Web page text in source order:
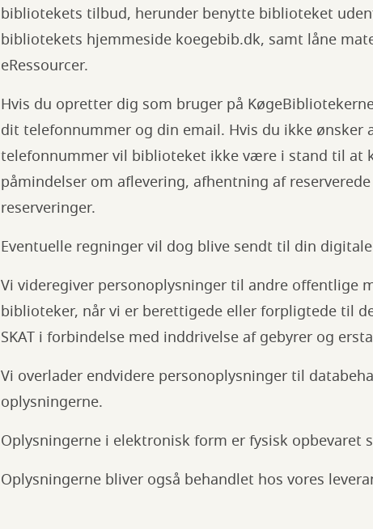
bibliotekets tilbud, herunder benytte biblioteket
bibliotekets hjemmeside koegebib.dk, samt låne
eRessourcer.
Hvis du opretter dig som bruger på
dit telefonnummer og din email. Hvis du ikke ønsker
telefonnummer vil biblioteket ikke være i stand til at
påmindelser om aflevering, afhentning af
reserveringer.
Eventuelle regninger vil dog blive sendt til din
Vi videregiver personoplysninger til andre offentlige
biblioteker, når vi er berettigede eller forpligtede til
SKAT i forbindelse med inddrivelse af gebyrer og
Vi overlader endvidere personoplysninger til
oplysningerne.
Oplysningerne i elektronisk form er fysisk opbevaret
Oplysningerne bliver også behandlet hos vores